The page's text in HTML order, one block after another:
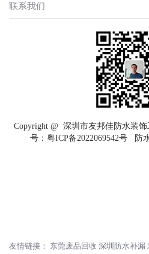
联系我们
Copyright @ 深圳市友邦佳防水装
号： 粤ICP备2022069542号防水
友情链接： 东莞废品回收 深圳防水补漏